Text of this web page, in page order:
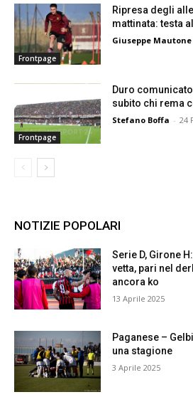
Frontpage
Ripresa degli
mattinata: testa
Giuseppe Mautone
Frontpage
Duro
subito chi rema
Stefano Boffa - 24
NOTIZIE POPOLARI
Serie D, Girone
vetta, pari nel
ancora ko
13 Aprile 2025
Paganese –
una stagione
3 Aprile 2025